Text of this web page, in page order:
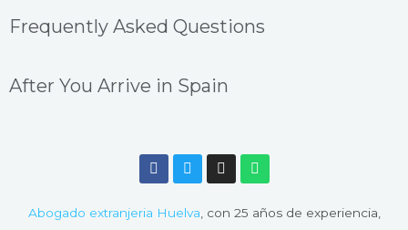
Frequently Asked Questions
After You Arrive in Spain
F
a
b
T
w
t
I
n
a
W
h
s
Abogado extranjeria Huelva, con 25 años de experiencia,